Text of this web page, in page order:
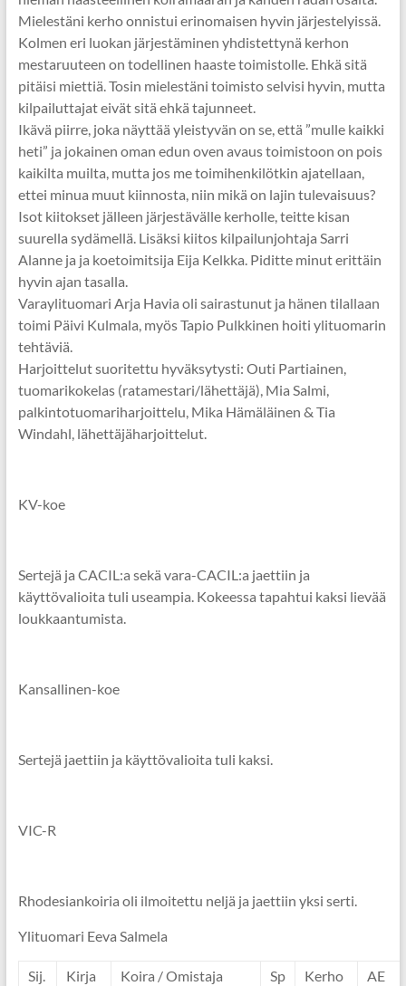
Mielestäni kerho onnistui erinomaisen hyvin järjestelyissä.
Kolmen eri luokan järjestäminen yhdistettynä kerhon
mestaruuteen on todellinen haaste toimistolle. Ehkä sitä
pitäisi miettiä. Tosin mielestäni toimisto selvisi hyvin, mutta
kilpailuttajat eivät sitä ehkä tajunneet.
Ikävä piirre, joka näyttää yleistyvän on se, että ”mulle kaikki
heti” ja jokainen oman edun oven avaus toimistoon on pois
kaikilta muilta, mutta jos me toimihenkilötkin ajatellaan,
ettei minua muut kiinnosta, niin mikä on lajin tulevaisuus?
Isot kiitokset jälleen järjestävälle kerholle, teitte kisan
suurella sydämellä. Lisäksi kiitos kilpailunjohtaja Sarri
Alanne ja ja koetoimitsija Eija Kelkka. Piditte minut erittäin
hyvin ajan tasalla.
Varaylituomari Arja Havia oli sairastunut ja hänen tilallaan
toimi Päivi Kulmala, myös Tapio Pulkkinen hoiti ylituomarin
tehtäviä.
Harjoittelut suoritettu hyväksytysti: Outi Partiainen,
tuomarikokelas (ratamestari/lähettäjä), Mia Salmi,
palkintotuomariharjoittelu, Mika Hämäläinen & Tia
Windahl, lähettäjäharjoittelut.
KV-koe
Sertejä ja CACIL:a sekä vara-CACIL:a jaettiin ja
käyttövalioita tuli useampia. Kokeessa tapahtui kaksi lievää
loukkaantumista.
Kansallinen-koe
Sertejä jaettiin ja käyttövalioita tuli kaksi.
VIC-R
Rhodesiankoiria oli ilmoitettu neljä ja jaettiin yksi serti.
Ylituomari Eeva Salmela
Sij. Kirja Koira / Omistaja Sp Kerho
AE